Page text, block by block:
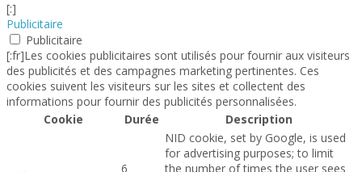
[:]
Publicitaire
Publicitaire
[:fr]Les cookies publicitaires sont utilisés pour fournir aux visiteurs
des publicités et des campagnes marketing pertinentes. Ces
cookies suivent les visiteurs sur les sites et collectent des
informations pour fournir des publicités personnalisées.
Cookie
Durée Description
6
NID cookie, set by Google, is used
for advertising purposes; to limit
the number of times the user sees